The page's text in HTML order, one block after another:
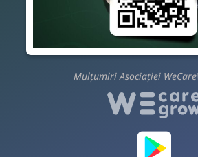
Mulțumiri Asociației